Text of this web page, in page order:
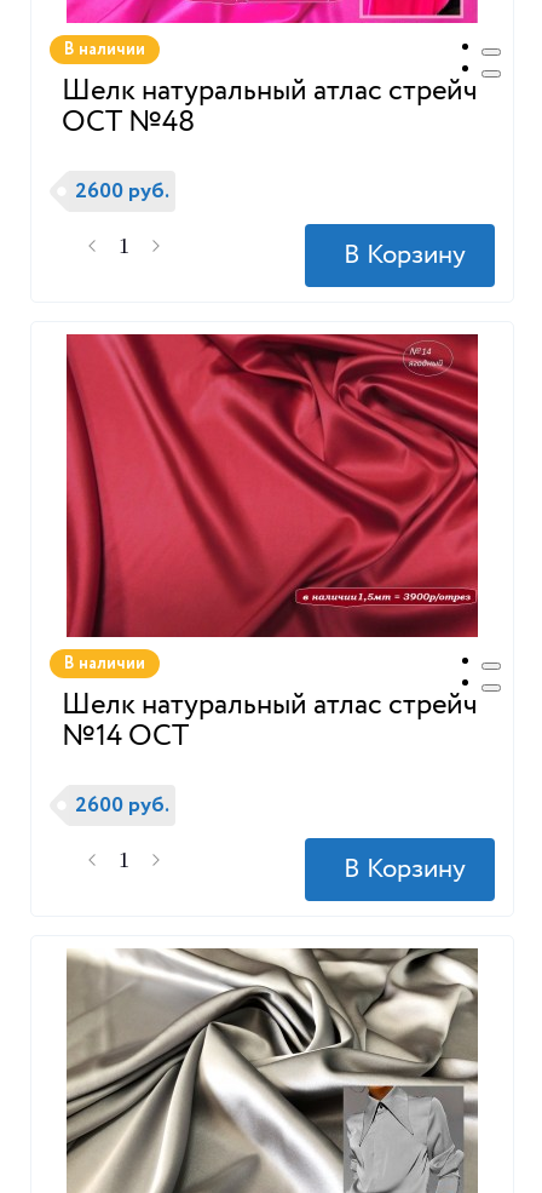
В наличии
Шелк натуральный атлас стрейч
ОСТ №48
2600 руб.
В наличии
Шелк натуральный атлас стрейч
№14 ОСТ
2600 руб.